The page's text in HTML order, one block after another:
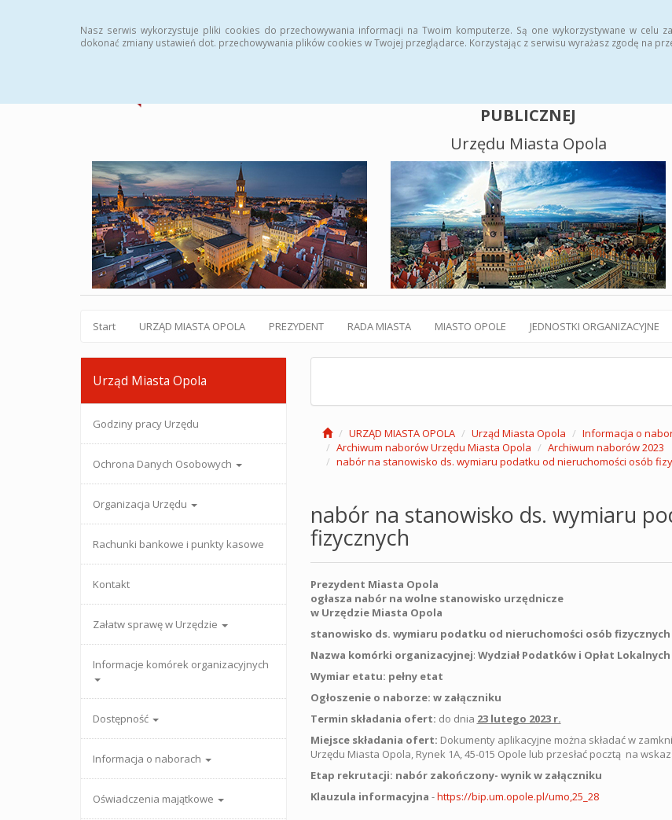
Nasz serwis wykorzystuje pliki cookies do przechowywania informacji na Twoim komputerze. Są one wykorzystywane w celu
dokonać zmiany ustawień dot. przechowywania plików cookies w Twojej przeglądarce. Korzystając z serwisu wyrażasz zgodę na
PUBLICZNEJ
Urzędu Miasta Opola
Start URZĄD MIASTA OPOLA PREZYDENT RADA MIASTA MIASTO OPOLE JEDNOSTKI ORGANIZACYJNE
Urząd Miasta Opola
Godziny pracy Urzędu
Ochrona Danych Osobowych
Organizacja Urzędu
Rachunki bankowe i punkty kasowe
Kontakt
Załatw sprawę w Urzędzie
Informacje komórek organizacyjnych
Dostępność
Informacja o naborach
Oświadczenia majątkowe
URZĄD MIASTA OPOLA Urząd Miasta Opola Informacja o
Archiwum naborów Urzędu Miasta Opola
Archiwum naborów 2023
nabór na stanowisko ds. wymiaru podatku od nieruchomości osób
nabór na stanowisko ds. wymiaru
fizycznych
Prezydent Miasta Opola
ogłasza nabór na wolne stanowisko urzędnicze
w Urzędzie Miasta Opola
stanowisko ds. wymiaru podatku od nieruchomości osób fizycznych
Nazwa komórki organizacyjnej: Wydział Podatków i Opłat Lokalnych
Wymiar etatu: pełny etat
Ogłoszenie o naborze: w załączniku
Termin składania ofert: do dnia 23 lutego 2023 r.
Miejsce składania ofert: Dokumenty aplikacyjne można składać w
Urzędu Miasta Opola, Rynek 1A, 45-015 Opole lub przesłać pocztą na
Etap rekrutacji: nabór zakończony- wynik w załączniku
Klauzula informacyjna -https://bip.um.opole.pl/umo,25_28